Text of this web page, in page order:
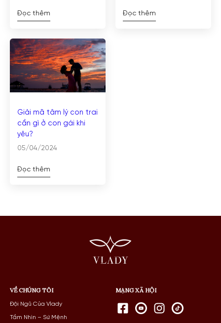
Đọc thêm Đọc thêm
Giải mã tâm lý con trai
cần gì ở con gái khi
yêu?
05/04/2024
Đọc thêm
VỀ CHÚNG TÔI
Đội Ngũ Của Vlady
Tầm Nhìn – Sứ Mệnh
MẠNG XÃ HỘI